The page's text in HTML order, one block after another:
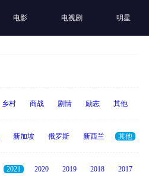
电影 电视剧 明星
乡村 商战 剧情 励志 其他
新加坡 俄罗斯 新西兰 其他
2021 2020 2019 2018 2017